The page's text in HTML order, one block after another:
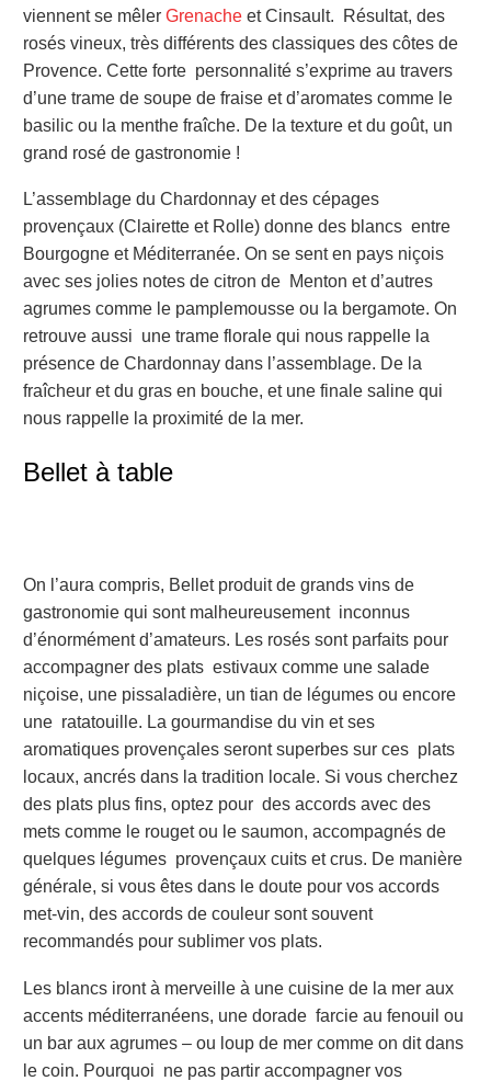
viennent se mêler Grenache et Cinsault. Résultat, des
rosés vineux, très différents des classiques des côtes de
Provence. Cette forte personnalité s’exprime au travers
d’une trame de soupe de fraise et d’aromates comme le
basilic ou la menthe fraîche. De la texture et du goût, un
grand rosé de gastronomie !
L’assemblage du Chardonnay et des cépages
provençaux (Clairette et Rolle) donne des blancs entre
Bourgogne et Méditerranée. On se sent en pays niçois
avec ses jolies notes de citron de Menton et d’autres
agrumes comme le pamplemousse ou la bergamote. On
retrouve aussi une trame florale qui nous rappelle la
présence de Chardonnay dans l’assemblage. De la
fraîcheur et du gras en bouche, et une finale saline qui
nous rappelle la proximité de la mer.
Bellet à table
On l’aura compris, Bellet produit de grands vins de
gastronomie qui sont malheureusement inconnus
d’énormément d’amateurs. Les rosés sont parfaits pour
accompagner des plats estivaux comme une salade
niçoise, une pissaladière, un tian de légumes ou encore
une ratatouille. La gourmandise du vin et ses
aromatiques provençales seront superbes sur ces plats
locaux, ancrés dans la tradition locale. Si vous cherchez
des plats plus fins, optez pour des accords avec des
mets comme le rouget ou le saumon, accompagnés de
quelques légumes provençaux cuits et crus. De manière
générale, si vous êtes dans le doute pour vos accords
met-vin, des accords de couleur sont souvent
recommandés pour sublimer vos plats.
Les blancs iront à merveille à une cuisine de la mer aux
accents méditerranéens, une dorade farcie au fenouil ou
un bar aux agrumes – ou loup de mer comme on dit dans
le coin. Pourquoi ne pas partir accompagner vos